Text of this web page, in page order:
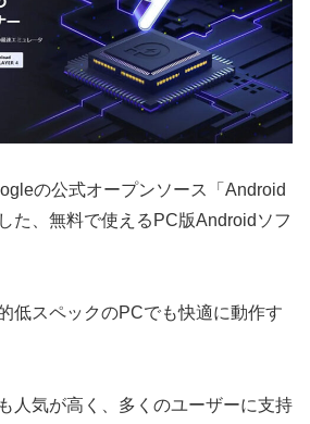
の公式オープンソース「Android
た、無料で使えるPC版Androidソフ
低スペックのPCでも快適に動作す
人気が高く、多くのユーザーに支持